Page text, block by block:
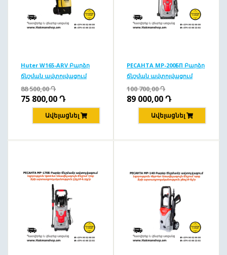
Huter W165-ARV Բարձր
ճնշման ավտոլվացում
165բ/1900Վտ
88 500,00Դ
75 800,00Դ
Ավելացնել
РЕСАНТА MP-200БП Բարձր
ճնշման ավտոլվացում
200բ/2500Վտ
100 700,00Դ
89 000,00Դ
Ավելացնել